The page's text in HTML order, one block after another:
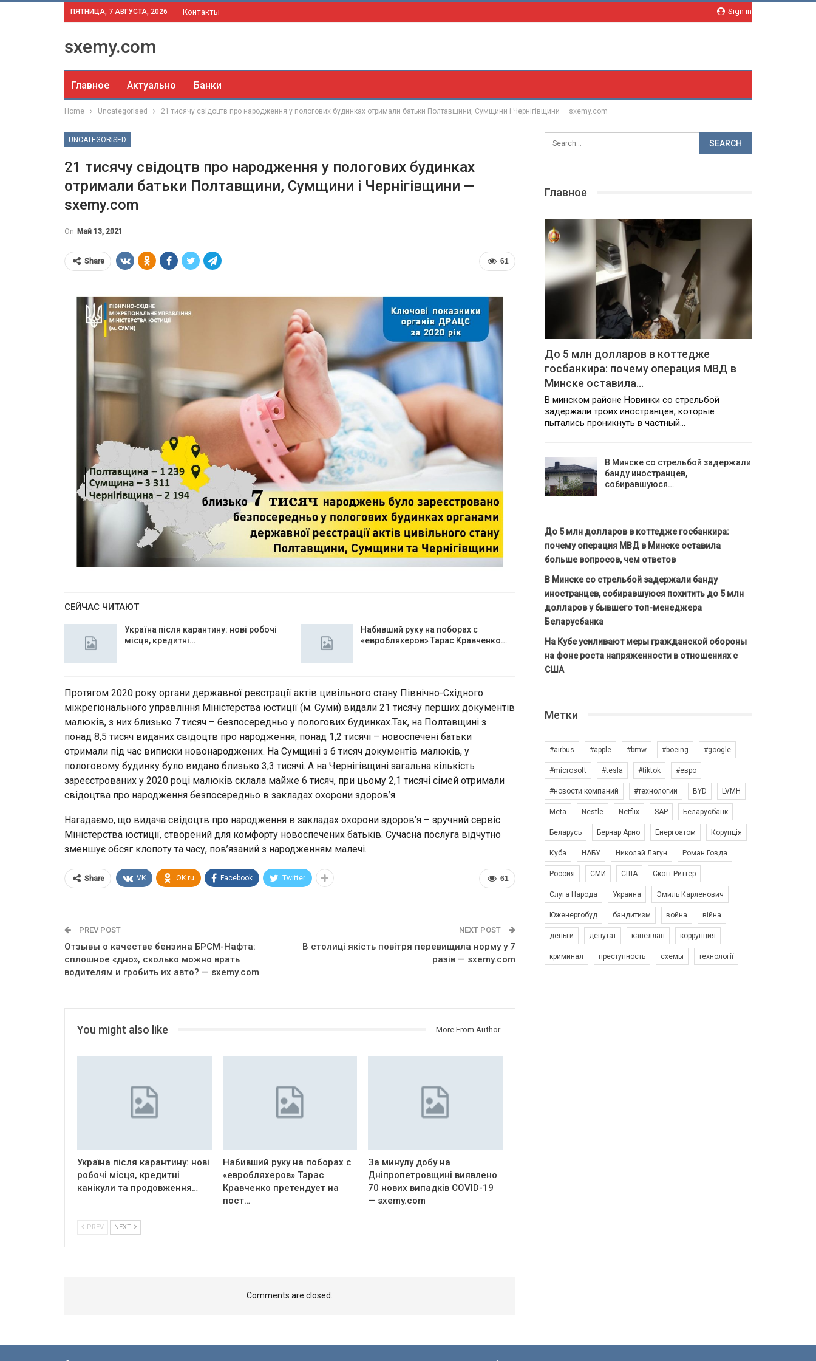
Sign in
ПЯТНИЦА, 7 АВГУСТА, 2026 Контакты
sxemy.com
Главное Актуально Банки
Home Uncategorised 21 тисячу свідоцтв про народження у пологових будинках отримали батьки Полтавщини, Сумщини і Чернігівщини — sxemy.com
UNCATEGORISED
21 тисячу свідоцтв про народження у пологових будинках
отримали батьки Полтавщини, Сумщини і Чернігівщини —
sxemy.com
On Май 13, 2021
61
Share
СЕЙЧАС ЧИТАЮТ
Україна після карантину: нові робочі
місця, кредитні…
Набивший руку на поборах с
«евробляхеров» Тарас Кравченко…
Протягом 2020 року органи державної реєстрації актів цивільного стану Північно-Східного
міжрегіонального управління Міністерства юстиції (м. Суми) видали 21 тисячу перших документів
малюків, з них близько 7 тисяч – безпосередньо у пологових будинках.Так, на Полтавщині з
понад 8,5 тисяч виданих свідоцтв про народження, понад 1,2 тисячі – новоспечені батьки
отримали під час виписки новонароджених. На Сумщині з 6 тисяч документів малюків, у
пологовому будинку було видано близько 3,3 тисячі. А на Чернігівщині загальна кількість
зареєстрованих у 2020 році малюків склала майже 6 тисяч, при цьому 2,1 тисячі сімей отримали
свідоцтва про народження безпосередньо в закладах охорони здоров’я.
Нагадаємо, що видача свідоцтв про народження в закладах охорони здоров’я – зручний сервіс
Міністерства юстиції, створений для комфорту новоспечених батьків. Сучасна послуга відчутно
зменшує обсяг клопоту та часу, пов’язаний з народженням малечі.
61
Share VK OK.ru Facebook Twitter
PREV POST
Отзывы о качестве бензина БРСМ-Нафта:
сплошное «дно», сколько можно врать
водителям и гробить их авто? — sxemy.com
NEXT POST
В столиці якість повітря перевищила норму у 7
разів — sxemy.com
You might also like More From Author
Україна після карантину: нові
робочі місця, кредитні
канікули та продовження…
Набивший руку на поборах с
«евробляхеров» Тарас
Кравченко претендует на
пост…
За минулу добу на
Дніпропетровщині виявлено
70 нових випадків COVID-19
— sxemy.com
PREV NEXT
Comments are closed.
Главное
До 5 млн долларов в коттедже
госбанкира: почему операция МВД в
Минске оставила…
В минском районе Новинки со стрельбой
задержали троих иностранцев, которые
пытались проникнуть в частный…
В Минске со стрельбой задержали
банду иностранцев,
собиравшуюся…
До 5 млн долларов в коттедже госбанкира:
почему операция МВД в Минске оставила
больше вопросов, чем ответов
В Минске со стрельбой задержали банду
иностранцев, собиравшуюся похитить до 5 млн
долларов у бывшего топ-менеджера
Беларусбанка
На Кубе усиливают меры гражданской обороны
на фоне роста напряженности в отношениях с
США
Метки
#airbus #apple #bmw #boeing #google
#microsoft #tesla #tiktok #евро
#новости компаний #технологии BYD LVMH
Meta Nestle Netflix SAP Беларусбанк
Беларусь Бернар Арно Енергоатом Корупція
Куба НАБУ Николай Лагун Роман Говда
Россия СМИ США Скотт Риттер
Слуга Народа Украина Эмиль Карленович
Юженергобуд бандитизм война війна
деньги депутат капеллан коррупция
криминал преступность схемы технології